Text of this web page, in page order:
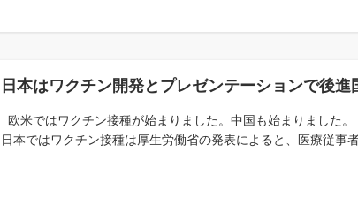
日本はワクチン開発とプレゼンテーションで後進
欧米ではワクチン接種が始まりました。中国も始まりました
日本ではワクチン接種は厚生労働省の発表によると、医療従事